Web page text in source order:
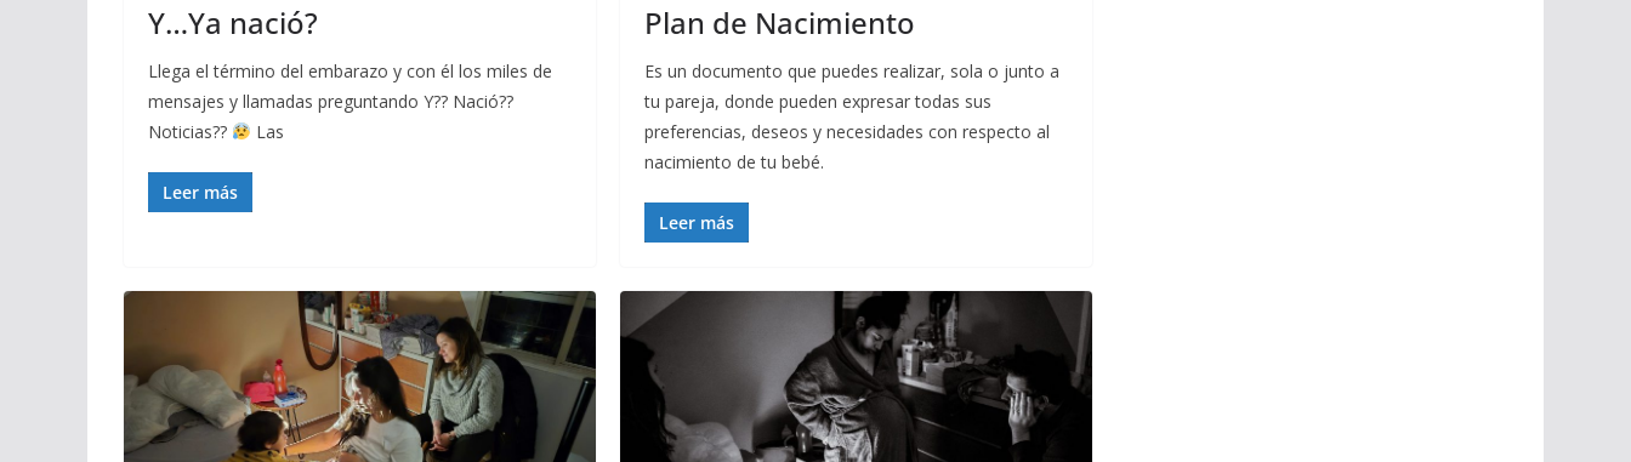
Y…Ya nació?
Llega el término del embarazo y con él los miles de
mensajes y llamadas preguntando Y?? Nació??
Noticias??
Las
Leer más
Plan de Nacimiento
Es un documento que puedes realizar, sola o junto a
tu pareja, donde pueden expresar todas sus
preferencias, deseos y necesidades con respecto al
nacimiento de tu bebé.
Leer más